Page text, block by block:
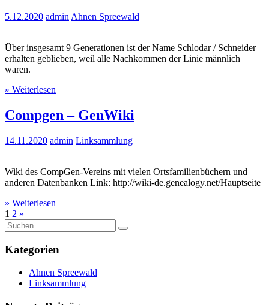
5.12.2020 admin Ahnen Spreewald
Über insgesamt 9 Generationen ist der Name Schlodar / Schneider
erhalten geblieben, weil alle Nachkommen der Linie männlich
waren.
» Weiterlesen
Compgen – GenWiki
14.11.2020 admin Linksammlung
Wiki des CompGen-Vereins mit vielen Ortsfamilienbüchern und
anderen Datenbanken Link: http://wiki-de.genealogy.net/Hauptseite
» Weiterlesen
1 2 »
Suche
nach:
Kategorien
Ahnen Spreewald
Linksammlung